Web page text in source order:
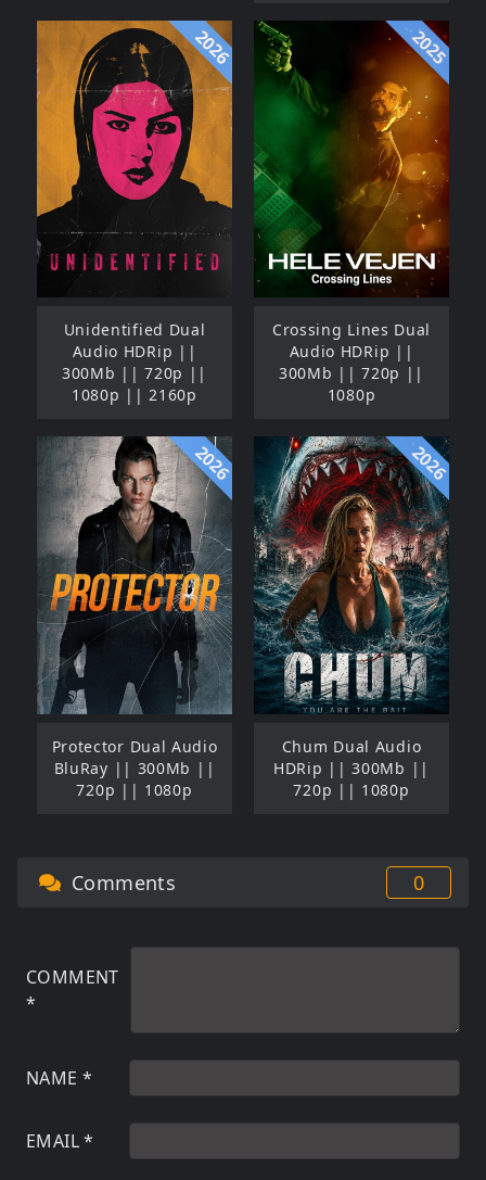
2026
Unidentified Dual
Audio HDRip ||
300Mb || 720p ||
1080p || 2160p
2025
Crossing Lines Dual
Audio HDRip ||
300Mb || 720p ||
1080p
2026
Protector Dual Audio
BluRay || 300Mb ||
720p || 1080p
2026
Chum Dual Audio
HDRip || 300Mb ||
720p || 1080p
Comments 0
COMMENT
*
NAME *
EMAIL*